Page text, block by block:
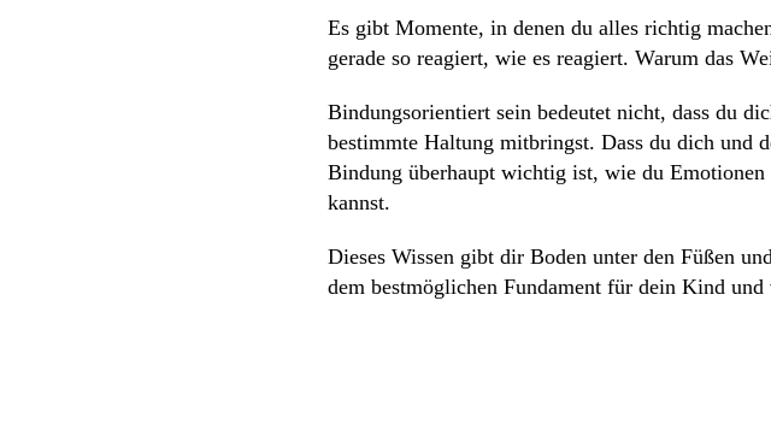
Es gibt Momente, in denen du alles richtig
gerade so reagiert, wie es reagiert. Warum das
Bindungsorientiert sein bedeutet nicht, dass du
bestimmte Haltung mitbringst. Dass du dich und
Bindung überhaupt wichtig ist, wie du
kannst.
Dieses Wissen gibt dir Boden unter den Füßen
dem bestmöglichen Fundament für dein Kind